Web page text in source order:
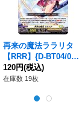
再来の魔法ララリタ
【RRR】{D-BT04/012}
《ケテルサンクチュア
リ》
120円(税込)
在庫数 19枚